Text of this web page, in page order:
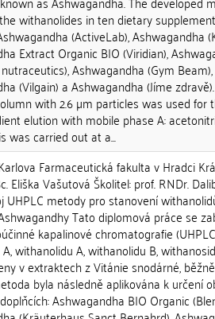
withanolides in ten dietary
(ActiveLab), Ashwagandha
Extract Organic BIO (Viridian),
Ashwagandha (Gym
(Vilgain) a Ashwagandha (Jíme
with 2.6 µm particles was used for
elution with mobile phase A:
was carried out at a...
Farmaceutická fakulta v Hradci
Eliška Vašutová Školitel: prof. RNDr.
UHPLC metody pro stanovení
Tato diplomová práce se
kapalinové chromatografie
withanolidu A, withanolidu B,
v extraktech z Vitánie snodárné,
byla následně aplikována k určení
Ashwagandha BIO Organic